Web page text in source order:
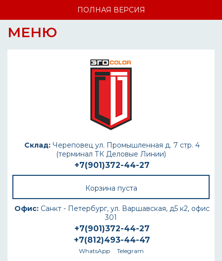
ПОЛНАЯ ВЕРСИЯ
МЕНЮ
Склад: Череповец ул. Промышленная д. 7 стр. 4
(терминал ТК Деловые Линии)
+7(901)372-44-27
Корзина пуста
Офис: Санкт - Петербург, ул. Варшавская, д5 к2, офис
301
+7(901)372-44-27
+7(812)493-44-47
WhatsApp Telegram